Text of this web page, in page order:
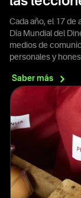
Cada año, el 17 de
Día Mundial del
medios de
personales y
Sabermás